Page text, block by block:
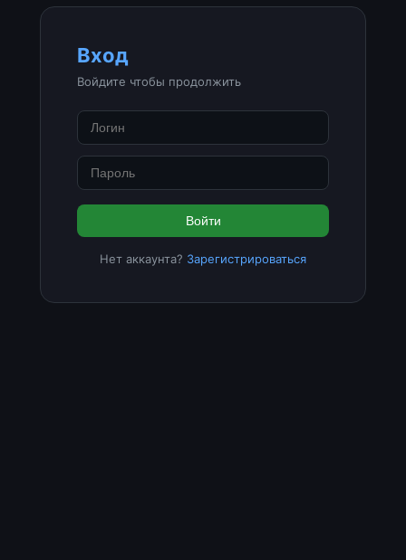
Вход
Войдите чтобы продолжить
Войти
Нет аккаунта? Зарегистрироваться